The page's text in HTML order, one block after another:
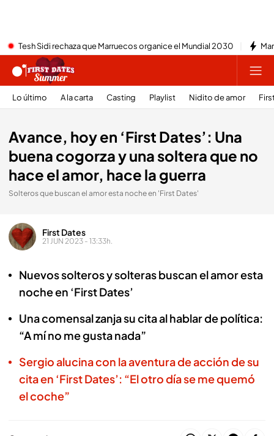
Tesh Sidi rechaza que Marruecos organice el Mundial 2030
Lo último A la carta Casting Playlist Nidito de amor
Avance, hoy en ‘First Dates’: Una
buena cogorza y una soltera que no
hace el amor, hace la guerra
Solteros que buscan el amor esta noche en 'First Dates'
First Dates
21 JUN 2023 - 13:33h.
Nuevos solteros y solteras buscan el amor esta
noche en ‘First Dates’
Una comensal zanja su cita al hablar de política:
“A mí no me gusta nada”
Sergio alucina con la aventura de acción de su
cita en ‘First Dates’: “El otro día se me quemó
el coche”